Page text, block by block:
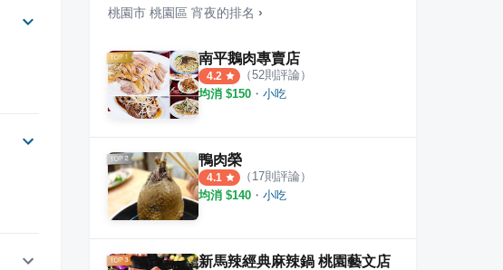
桃園市 桃園區 宵夜的排名 ›
南平鵝肉專賣店
4.2 （52則評論）
均消 $150 ・ 小吃
鴨肉榮
4.1 （ 17則評論）
均消 $140 ・ 小吃
新馬辣經典麻辣鍋 桃園藝文店